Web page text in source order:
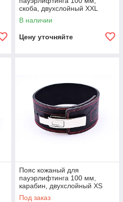
скоба, двухслойный XXL
(100-120 см)
В наличии
Цену уточняйте
Пояс кожаный для
пауэрлифтинга 100 мм,
карабин, двухслойный XS
(50-70 см) S (60-80 см)
Под заказ